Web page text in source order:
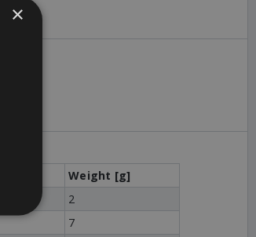
Weight [g]
2
7
×